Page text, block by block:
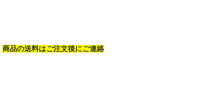
商品の送料はご注文後にご連絡